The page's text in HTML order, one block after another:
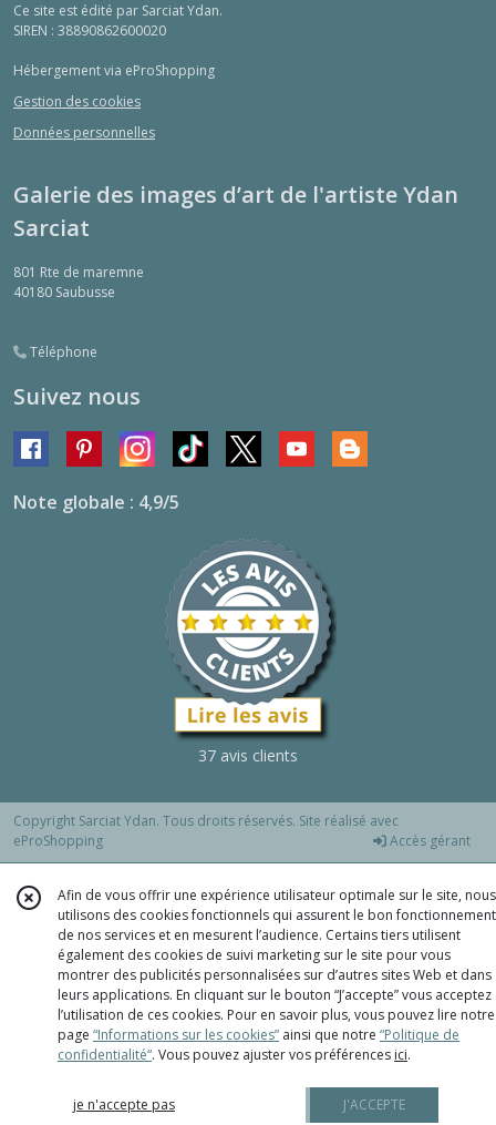
Ce site est édité par Sarciat Ydan.
SIREN : 38890862600020
Hébergement via eProShopping
Gestion des cookies
Données personnelles
Galerie des images d’art de l'artiste Ydan
Sarciat
801 Rte de maremne
40180 Saubusse
Téléphone
Suivez nous
Note globale : 4,9/5
37 avis clients
Copyright Sarciat Ydan. Tous droits réservés. Site réalisé avec
eProShopping
Accès gérant
Afin de vous offrir une expérience utilisateur optimale sur le site, nous
utilisons des cookies fonctionnels qui assurent le bon fonctionnement
de nos services et en mesurent l’audience. Certains tiers utilisent
également des cookies de suivi marketing sur le site pour vous
montrer des publicités personnalisées sur d’autres sites Web et dans
leurs applications. En cliquant sur le bouton “J’accepte” vous acceptez
l’utilisation de ces cookies. Pour en savoir plus, vous pouvez lire notre
page “Informations sur les cookies” ainsi que notre “Politique de
confidentialité“. Vous pouvez ajuster vos préférences ici.
je n'accepte pas J'ACCEPTE